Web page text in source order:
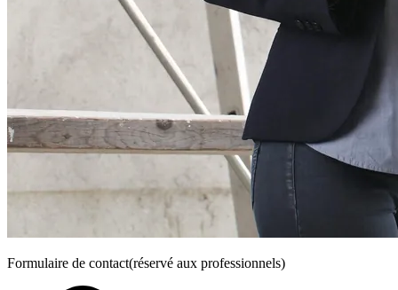
Formulaire de contact(réservé aux professionnels)